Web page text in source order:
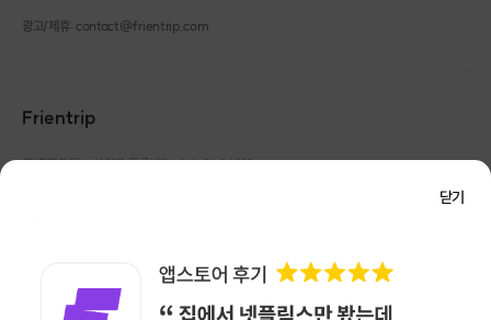
닫기
새로운 취미를 얻어갈 수 있어요
광고/제휴: contact@frientrip.com
Frientrip
㈜프렌트립 | 사업자 등록번호 : 261-81-04385
대해 ㈜프렌트립은 일체의 책임을 지지 않습니다.
NICEPAY 안전거래 서비스 : 고객님의 안전거래를 위해 현금 결제 시, 저희 사이트에서 가입한
구매안전 서비스를 이용할 수 있습니다.가입 확인